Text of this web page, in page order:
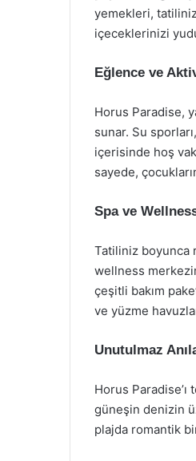
yemekleri,
içeceklerinizi
Eğlence ve
Horus Paradise,
sunar. Su
içerisinde hoş
sayede,
Spa ve
Tatiliniz boyunca
wellness
çeşitli bakım
ve yüzme
Unutulmaz
Horus
güneşin denizin
plajda romantik